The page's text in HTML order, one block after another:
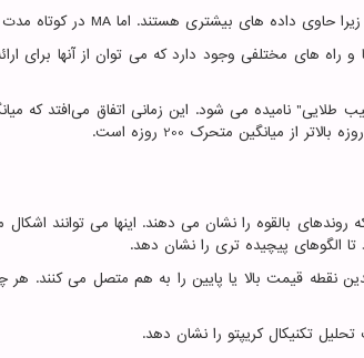
حاوی داده های بیشتری هستند. اما MA در کوتاه
و راه های مختلفی وجود دارد که می توان از آنها برای
طلایی" نامیده می شود. این زمانی اتفاق می‌افتد که
بالقوه را نشان می دهند. اینها می توانند اشکال
الگوهای پیچیده تری را نشان دهد.
نقطه قیمت بالا یا پایین را به هم متصل می کنند.
تکنیکال کریپتو را نشان دهد.